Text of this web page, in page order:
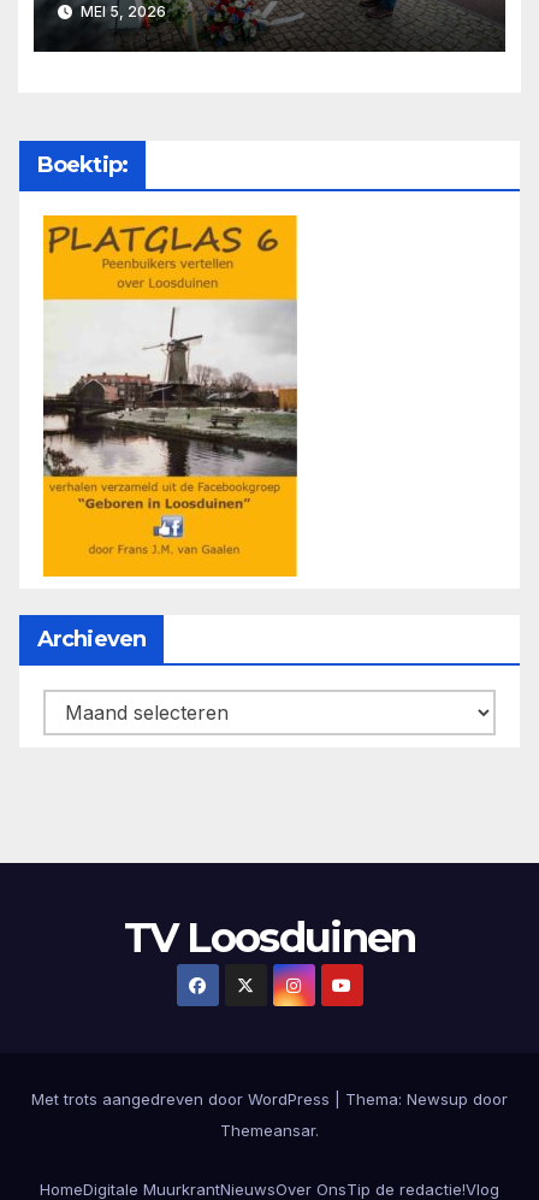
MEI 5, 2026
Boektip:
Archieven
Archieven
TV Loosduinen
Met trots aangedreven door WordPress
Thema: Newsup door
Themeansar.
HomeDigitale MuurkrantNieuwsOver OnsTip de redactie!Vlog